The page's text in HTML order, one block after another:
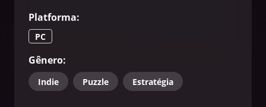
Platforma:
PC
Gênero:
Indie Puzzle Estratégia